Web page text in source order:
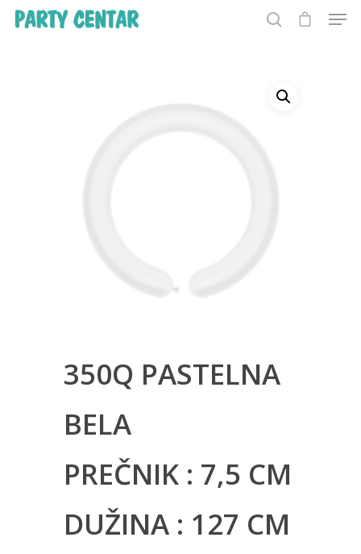
350Q PASTELNA
BELA
PREČNIK : 7,5 CM
DUŽINA : 127 CM